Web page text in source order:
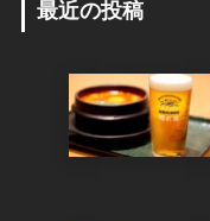
最近の投稿